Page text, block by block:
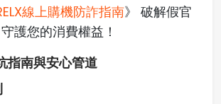
線上購機防詐指南》 破解假官
護您的消費權益！
指南與安心管道